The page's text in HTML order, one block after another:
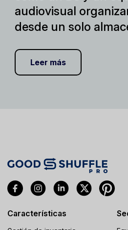
audiovisual
desde un solo
Leer más
Características